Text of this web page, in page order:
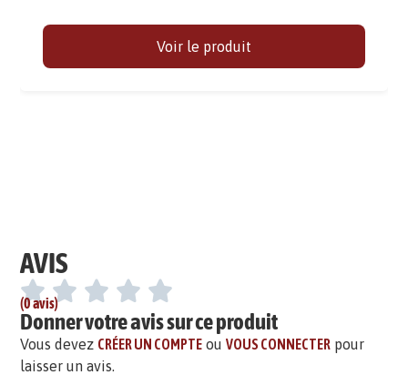
Voir le produit
AVIS
(0 avis)
Donner votre avis sur ce produit
Vous devez CRÉER UN COMPTE ouVOUS CONNECTER pour
laisser un avis.